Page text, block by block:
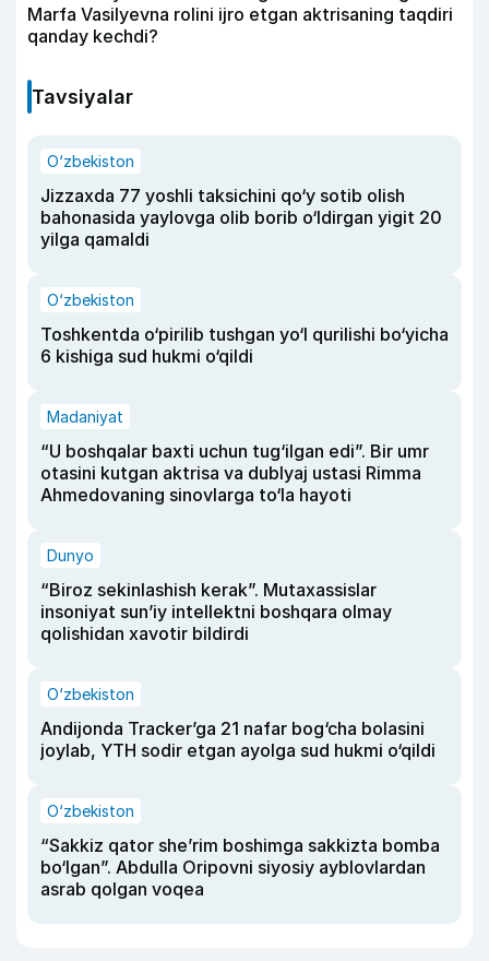
Marfa Vasilyevna rolini ijro etgan aktrisaning taqdiri
qanday kechdi?
Tavsiyalar
O‘zbekiston
Jizzaxda 77 yoshli taksichini qo‘y sotib olish
bahonasida yaylovga olib borib o‘ldirgan yigit 20
yilga qamaldi
O‘zbekiston
Toshkentda o‘pirilib tushgan yo‘l qurilishi bo‘yicha
6 kishiga sud hukmi o‘qildi
Madaniyat
“U boshqalar baxti uchun tug‘ilgan edi”. Bir umr
otasini kutgan aktrisa va dublyaj ustasi Rimma
Ahmedovaning sinovlarga to‘la hayoti
Dunyo
“Biroz sekinlashish kerak”. Mutaxassislar
insoniyat sun’iy intellektni boshqara olmay
qolishidan xavotir bildirdi
O‘zbekiston
Andijonda Tracker’ga 21 nafar bog‘cha bolasini
joylab, YTH sodir etgan ayolga sud hukmi o‘qildi
O‘zbekiston
“Sakkiz qator she’rim boshimga sakkizta bomba
bo‘lgan”. Abdulla Oripovni siyosiy ayblovlardan
asrab qolgan voqea